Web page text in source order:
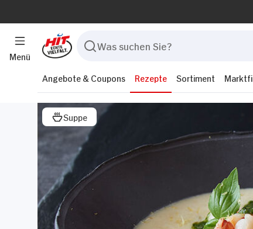
Menü
Angebote & Coupons Rezepte Sortiment
Suppe